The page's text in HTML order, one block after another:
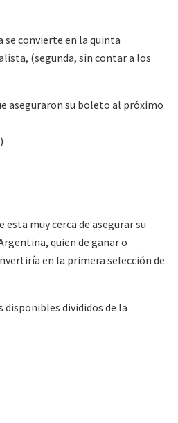
se convierte en la quinta
(segunda, sin contar a los
aseguraron su boleto al próximo
esta muy cerca de asegurar su
quien de ganar o
en la primera selección de
disponibles divididos de la